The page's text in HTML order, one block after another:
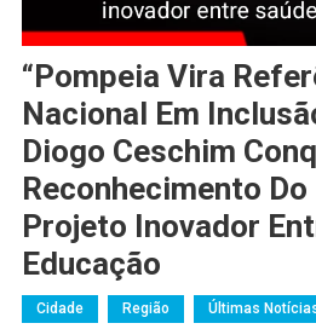
“Pompeia Vira
Nacional Em
Diogo Ceschim
Reconhecimento Do
Projeto Inovador
Educação
Cidade Região Últimas